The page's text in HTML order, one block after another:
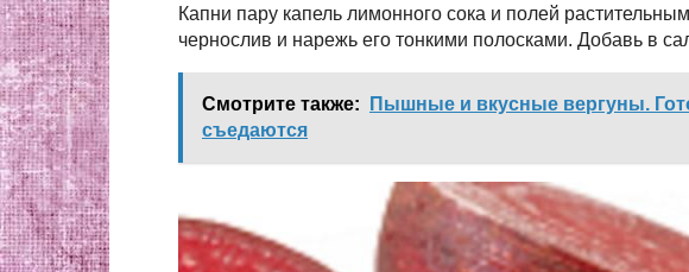
Капни пару капель лимонного сока и полей
чернослив и нарежь его тонкими полосками. Добавь в
Смотрите также:
Пышные и вкусные вергуны.
съедаются